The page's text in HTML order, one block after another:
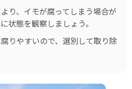
り、イモが腐ってしまう場合が
状態を観察しましょう。
りやすいので、選別して取り除